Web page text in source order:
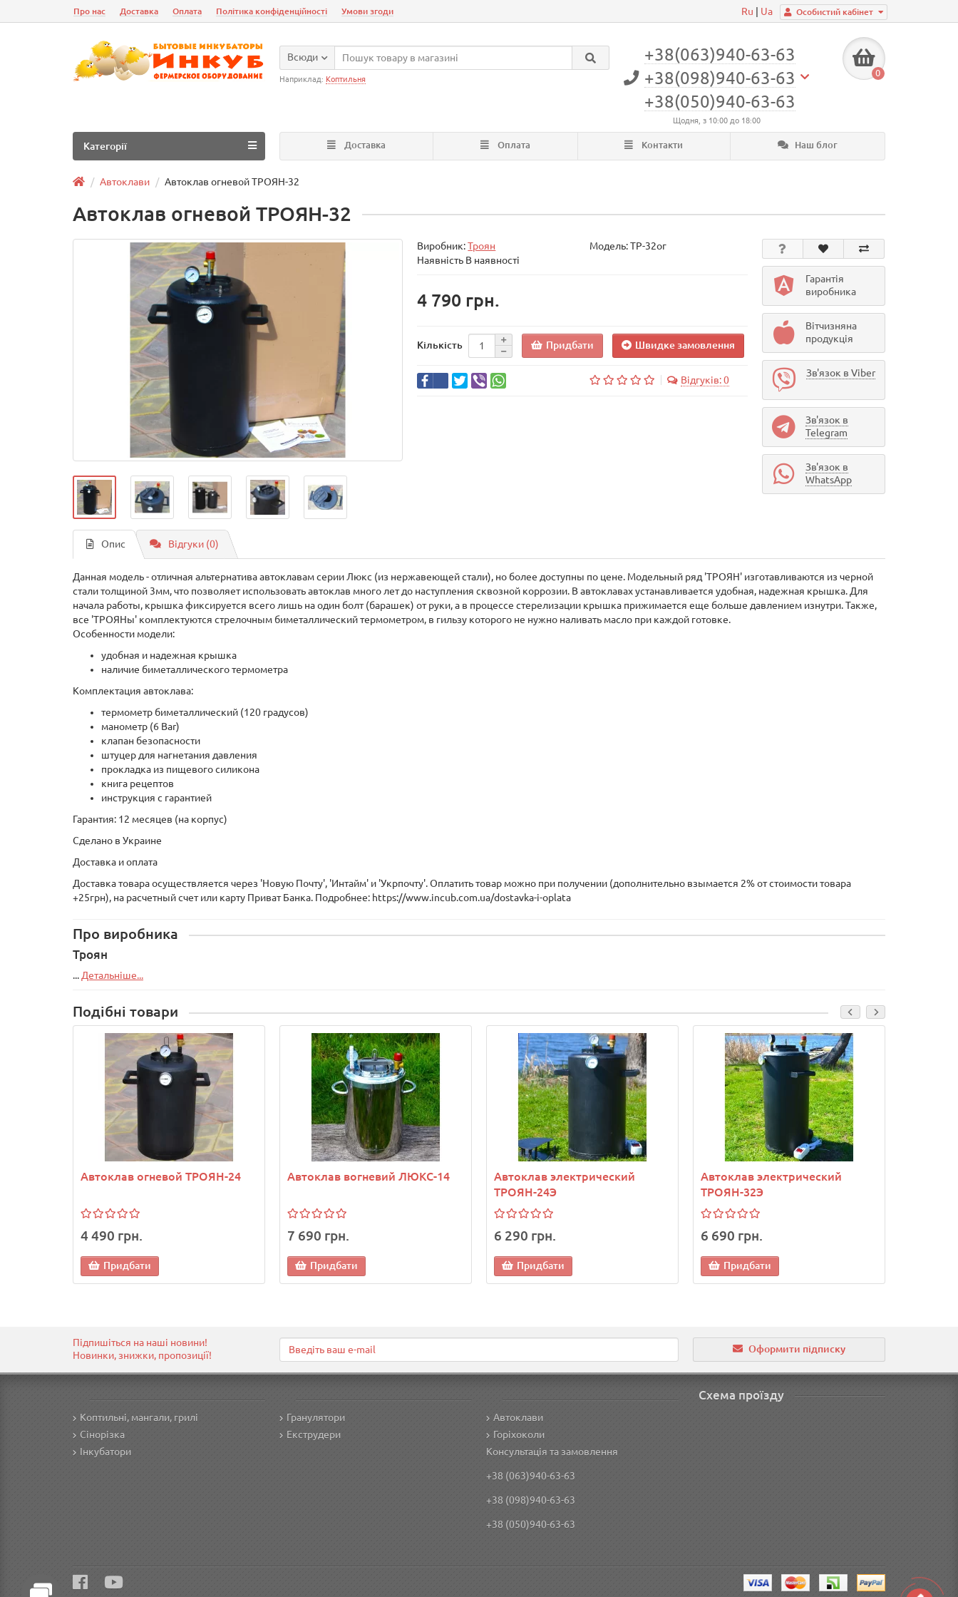
Особистий кабінет
Про нас Доставка Оплата Політика конфіденційності Умови згоди Ru Ua
+38(063)940-63-63
+38(098)940-63-63
+38(050)940-63-63
Щодня, з 10:00 до 18:00
0
Всюди
Наприклад: Коптильня
Доставка Оплата Контакти Наш блог
Категорії
Автоклави Автоклав огневой ТРОЯН-32
Автоклав огневой ТРОЯН-32
Виробник:Троян Модель:ТР-32ог
Наявність В наявності
4 790 грн.
Кількість Придбати Швидке замовлення
Відгуків: 0
Гарантія
виробника
Вітчизняна
продукція
Зв'язок в Viber
Зв'язок в
Telegram
Зв'язок в
WhatsApp
Опис Відгуки (0)
Данная модель - отличная альтернатива автоклавам серии Люкс (из нержавеющей стали), но более доступны по цене. Модельный ряд 'ТРОЯН' изготавливаются из черной
стали толщиной 3мм, что позволяет использовать автоклав много лет до наступления сквозной коррозии. В автоклавах устанавливается удобная, надежная крышка. Для
начала работы, крышка фиксируется всего лишь на один болт (барашек) от руки, а в процессе стерелизации крышка прижимается еще больше давлением изнутри. Также,
все 'ТРОЯНы' комплектуются стрелочным биметаллический термометром, в гильзу которого не нужно наливать масло при каждой готовке.
Особенности модели:
удобная и надежная крышка
наличие биметаллического термометра
Комплектация автоклава:
термометр биметаллический (120 градусов)
манометр (6 Bar)
клапан безопасности
штуцер для нагнетания давления
прокладка из пищевого силикона
книга рецептов
инструкция с гарантией
Гарантия: 12 месяцев (на корпус)
Сделано в Украине
Доставка и оплата
Доставка товара осуществляется через 'Новую Почту', 'Интайм' и 'Укрпочту'. Оплатить товар можно при получении (дополнительно взымается 2% от стоимости товара
+25грн), на расчетный счет или карту Приват Банка. Подробнее: https://www.incub.com.ua/dostavka-i-oplata
Про виробника
Троян
...Детальніше...
Подібні товари
Автоклав огневой ТРОЯН-24
4 490 грн.
Придбати
Автоклав вогневий ЛЮКС-14
7 690 грн.
Придбати
Автоклав электрический
ТРОЯН-24Э
6 290 грн.
Придбати
Автоклав электрический
ТРОЯН-32Э
6 690 грн.
Придбати
Підпишіться на наші новини!
Новинки, знижки, пропозиції!
Оформити підписку
Коптильні, мангали, грилі
Сінорізка
Інкубатори
Гранулятори
Екструдери
Автоклави
Горіхоколи
Консультація та замовлення
+38 (063)940-63-63
+38 (098)940-63-63
+38 (050)940-63-63
Схема проїзду